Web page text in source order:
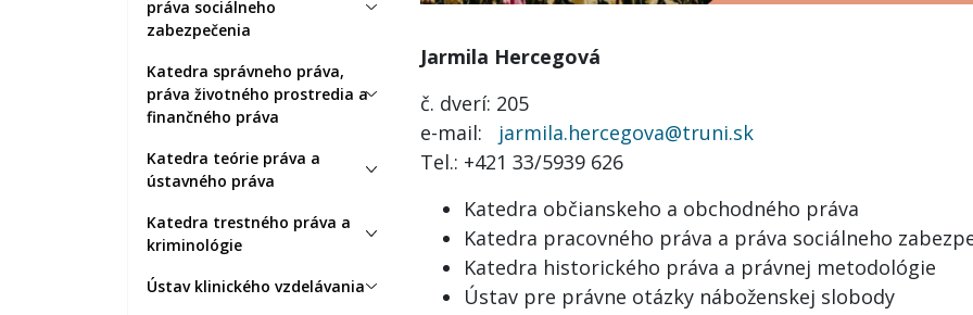
práva sociálneho
zabezpečenia
Katedra správneho práva,
práva životného prostredia a
finančného práva
Katedra teórie práva a
ústavného práva
Katedra trestného práva a
kriminológie
Ústav klinického vzdelávania
Jarmila Hercegová
č. dverí: 205
e-mail: jarmila.hercegova@truni.sk
Tel.: +421 33/5939 626
Katedra občianskeho a obchodného práva
Katedra pracovného práva a práva sociálneho
Katedra historického práva a právnej metodológie
Ústav pre právne otázky náboženskej slobody